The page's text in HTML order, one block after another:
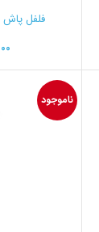
فلفل
ناموجود